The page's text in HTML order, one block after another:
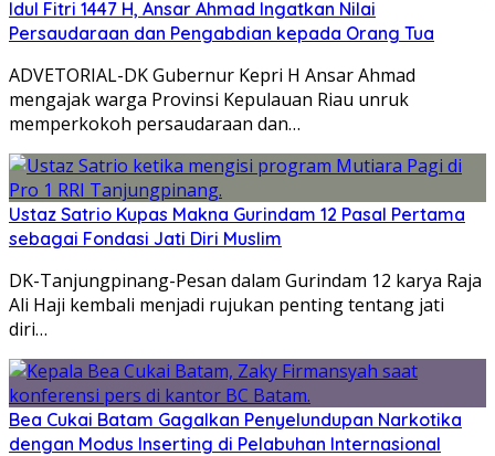
Idul Fitri 1447 H, Ansar Ahmad Ingatkan Nilai
Persaudaraan dan Pengabdian kepada Orang Tua
ADVETORIAL-DK Gubernur Kepri H Ansar Ahmad
mengajak warga Provinsi Kepulauan Riau unruk
memperkokoh persaudaraan dan…
Ustaz Satrio Kupas Makna Gurindam 12 Pasal Pertama
sebagai Fondasi Jati Diri Muslim
DK-Tanjungpinang-Pesan dalam Gurindam 12 karya Raja
Ali Haji kembali menjadi rujukan penting tentang jati
diri…
Bea Cukai Batam Gagalkan Penyelundupan Narkotika
dengan Modus Inserting di Pelabuhan Internasional